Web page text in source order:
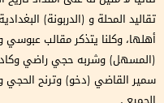
تقاليد المحلة و (الدربونة)
أهلها، وكلنا يتذكر مقالب
(المسهل) وشربه حجي راضي
سمير القاضي (دخو) وترنح الحجي